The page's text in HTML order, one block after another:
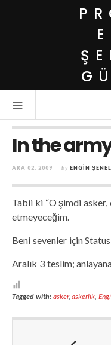
In the
ARA 02, 2009 by ENGIN ŞENEL
Tabii ki “O şimdi
etmeyeceğim.
Beni sevenler için
Aralık 3 teslim;
Tagged with: asker,askerlik,